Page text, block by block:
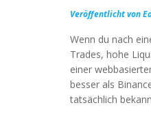
Veröffentlicht von
Wenn du nach
Trades, hohe
einer
besser als
tatsächlich